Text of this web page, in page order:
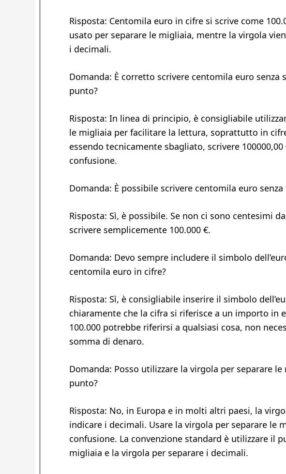
Risposta: Centomila euro in cifre si scrive come
usato per separare le migliaia, mentre la virgola
i decimali.
Domanda: È corretto scrivere centomila euro senza
punto?
Risposta: In linea di principio, è consigliabile
le migliaia per facilitare la lettura, soprattutto in
essendo tecnicamente sbagliato, scrivere
confusione.
Domanda: È possibile scrivere centomila euro
Risposta: Sì, è possibile. Se non ci sono centesimi
scrivere semplicemente 100.000 €.
Domanda: Devo sempre includere il simbolo
centomila euro in cifre?
Risposta: Sì, è consigliabile inserire il simbolo
chiaramente che la cifra si riferisce a un importo in
100.000 potrebbe riferirsi a qualsiasi cosa, non
somma di denaro.
Domanda: Posso utilizzare la virgola per separare
punto?
Risposta: No, in Europa e in molti altri paesi, la
indicare i decimali. Usare la virgola per separare le
confusione. La convenzione standard è utilizzare il
migliaia e la virgola per separare i decimali.